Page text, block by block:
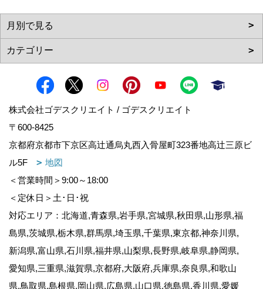
株式会社ゴデスクリエイト / ゴデスクリエイト
〒600-8425
京都府京都市下京区高辻通烏丸西入骨屋町323番地高辻三原ビ
ル5F
地図
＜営業時間＞9:00～18:00
＜定休日＞土･日･祝
対応エリア：北海道,青森県,岩手県,宮城県,秋田県,山形県,福
島県,茨城県,栃木県,群馬県,埼玉県,千葉県,東京都,神奈川県,
新潟県,富山県,石川県,福井県,山梨県,長野県,岐阜県,静岡県,
愛知県,三重県,滋賀県,京都府,大阪府,兵庫県,奈良県,和歌山
県,鳥取県,島根県,岡山県,広島県,山口県,徳島県,香川県,愛媛